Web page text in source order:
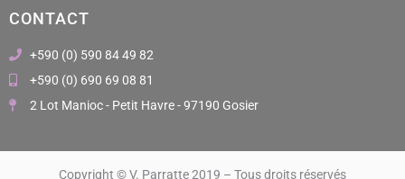
e
b
o
o
k
t
a
g
r
a
CONTACT
+590 (0) 590 84 49 82
+590 (0) 690 69 08 81
2 Lot Manioc - Petit Havre - 97190 Gosier
Copyright © V. Parratte 2019 – Tous droits réservés